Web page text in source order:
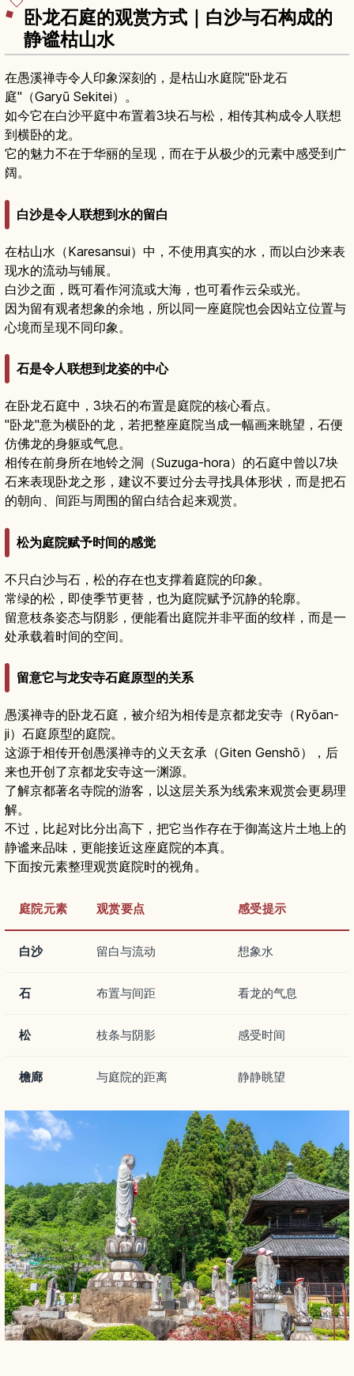
卧龙石庭的观赏方式｜白沙与石构成的
静谧枯山水
在愚溪禅寺令人印象深刻的，是枯山水庭院"卧龙石
庭"（Garyū Sekitei）。
如今它在白沙平庭中布置着3块石与松，相传其构成令人联想
到横卧的龙。
它的魅力不在于华丽的呈现，而在于从极少的元素中感受到广
阔。
白沙是令人联想到水的留白
在枯山水（Karesansui）中，不使用真实的水，而以白沙来表
现水的流动与铺展。
白沙之面，既可看作河流或大海，也可看作云朵或光。
因为留有观者想象的余地，所以同一座庭院也会因站立位置与
心境而呈现不同印象。
石是令人联想到龙姿的中心
在卧龙石庭中，3块石的布置是庭院的核心看点。
"卧龙"意为横卧的龙，若把整座庭院当成一幅画来眺望，石便
仿佛龙的身躯或气息。
相传在前身所在地铃之洞（Suzuga-hora）的石庭中曾以7块
石来表现卧龙之形，建议不要过分去寻找具体形状，而是把石
的朝向、间距与周围的留白结合起来观赏。
松为庭院赋予时间的感觉
不只白沙与石，松的存在也支撑着庭院的印象。
常绿的松，即使季节更替，也为庭院赋予沉静的轮廓。
留意枝条姿态与阴影，便能看出庭院并非平面的纹样，而是一
处承载着时间的空间。
留意它与龙安寺石庭原型的关系
愚溪禅寺的卧龙石庭，被介绍为相传是京都龙安寺（Ryōan-
ji）石庭原型的庭院。
这源于相传开创愚溪禅寺的义天玄承（Giten Genshō），后
来也开创了京都龙安寺这一渊源。
了解京都著名寺院的游客，以这层关系为线索来观赏会更易理
解。
不过，比起对比分出高下，把它当作存在于御嵩这片土地上的
静谧来品味，更能接近这座庭院的本真。
下面按元素整理观赏庭院时的视角。
庭院元素 观赏要点 感受提示
白沙 留白与流动 想象水
石 布置与间距 看龙的气息
松 枝条与阴影 感受时间
檐廊 与庭院的距离 静静眺望